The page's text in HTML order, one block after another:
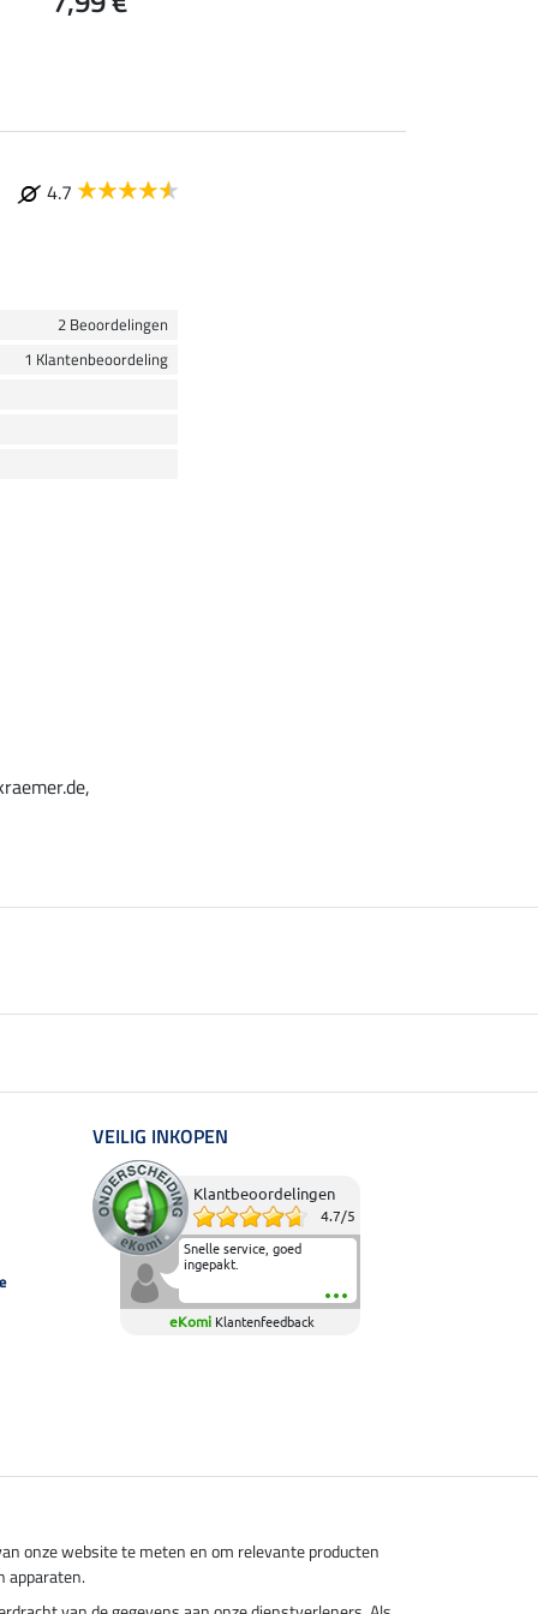
4.7
2 Beoordelingen
1 Klantenbeoordeling
VEILIG INKOPEN
Klantbeoordelingen
4.7/5
Snelle service, goed
ingepakt.
eKomi Klantenfeedback
onze website te meten en om relevante producten
apparaten.